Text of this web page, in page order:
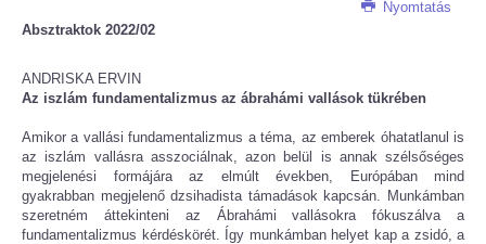
Nyomtatás
Absztraktok 2022/02
ANDRISKA ERVIN
Az iszlám fundamentalizmus az ábrahámi vallások tükrében
Amikor a vallási fundamentalizmus a téma, az emberek óhatatlanul is
az iszlám vallásra asszociálnak, azon belül is annak szélsőséges
megjelenési formájára az elmúlt években, Európában mind
gyakrabban megjelenő dzsihadista támadások kapcsán. Munkámban
szeretném áttekinteni az Ábrahámi vallásokra fókuszálva a
fundamentalizmus kérdéskörét. Így munkámban helyet kap a zsidó, a